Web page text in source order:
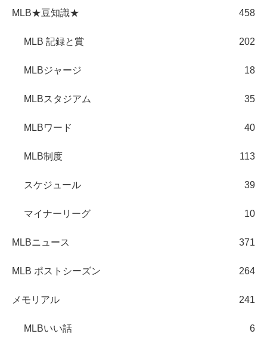
MLB★豆知識★ 458
MLB 記録と賞 202
MLBジャージ 18
MLBスタジアム 35
MLBワード 40
MLB制度 113
スケジュール 39
マイナーリーグ 10
MLBニュース 371
MLB ポストシーズン 264
メモリアル 241
MLBいい話 6